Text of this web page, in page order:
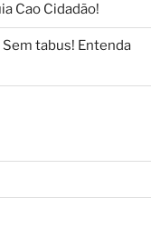
Cao Cidadão!
Sem tabus! Entenda